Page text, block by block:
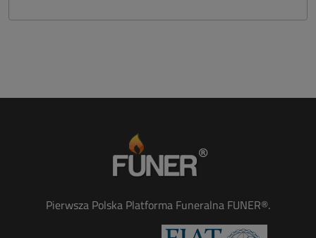
Pierwsza Polska Platforma Funeralna FUNER®.